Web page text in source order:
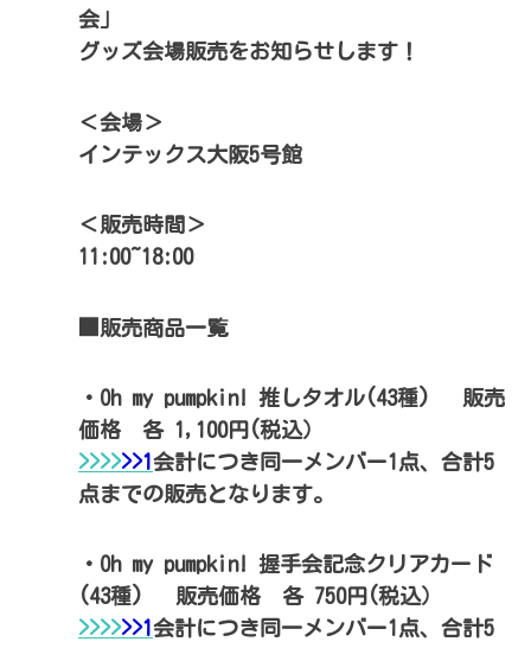
会」
グッズ会場販売をお知らせします！
＜会場＞
インテックス大阪5号館
＜販売時間＞
11:00~18:00
■販売商品一覧
・Oh my pumpkin! 推しタオル(43種) 販売
価格 各 1,100円(税込）
>>>>>>1 会計につき同一メンバー1点、合計5
点までの販売となります。
・Oh my pumpkin! 握手会記念クリアカード
(43種) 販売価格 各 750円(税込）
>>>>>>1 会計につき同一メンバー1点、合計5